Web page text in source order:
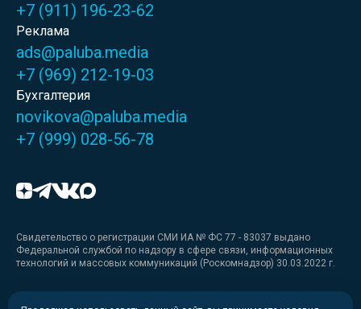
+7 (911) 196-23-62
Реклама
ads@paluba.media
+7 (969) 212-19-03
Бухгалтерия
novikova@paluba.media
+7 (999) 028-56-78
Свидетельство о регистрации СМИ ИА № ФС 77 - 83037 выдано
Федеральной службой по надзору в сфере связи, информационных
технологий и массовых коммуникаций (Роскомнадзор) 30.03.2022 г.